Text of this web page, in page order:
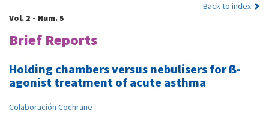
Back to index
Vol. 2 - Num. 5
Brief Reports
Holding chambers versus nebulisers for ß-
agonist treatment of acute asthma
Colaboración Cochrane